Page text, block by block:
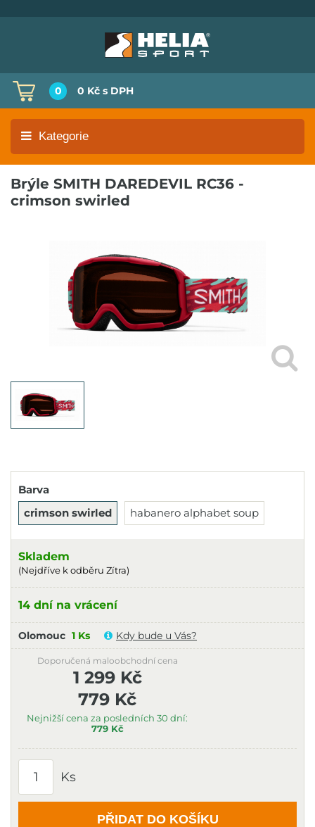
0 0 Kč s DPH
Kategorie
Brýle SMITH DAREDEVIL RC36 -
crimson swirled
Barva
crimson swirled
habanero alphabet soup
Skladem
(Nejdříve k odběru Zítra)
14 dní na vrácení
Olomouc 1 Ks Kdy bude u Vás?
779 Kč
Nejnižší cena za posledních 30 dní:
779 Kč
Doporučená maloobchodní cena
1 299 Kč
Ks
PŘIDAT DO KOŠÍKU